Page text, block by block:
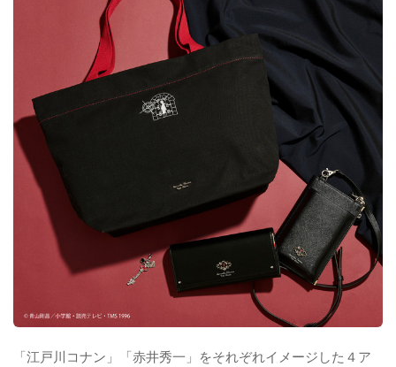
「江戸川コナン」「赤井秀一」をそれぞれイメージした４ア